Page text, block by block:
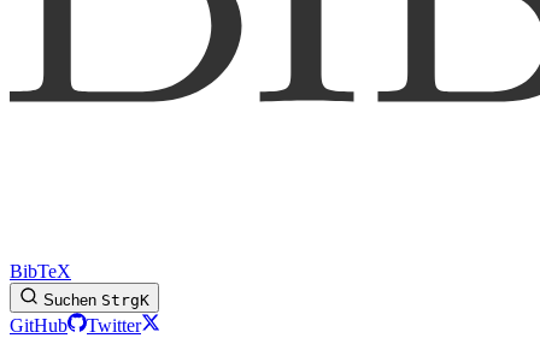
BibTeX
Suchen StrgK
GitHub
Twitter